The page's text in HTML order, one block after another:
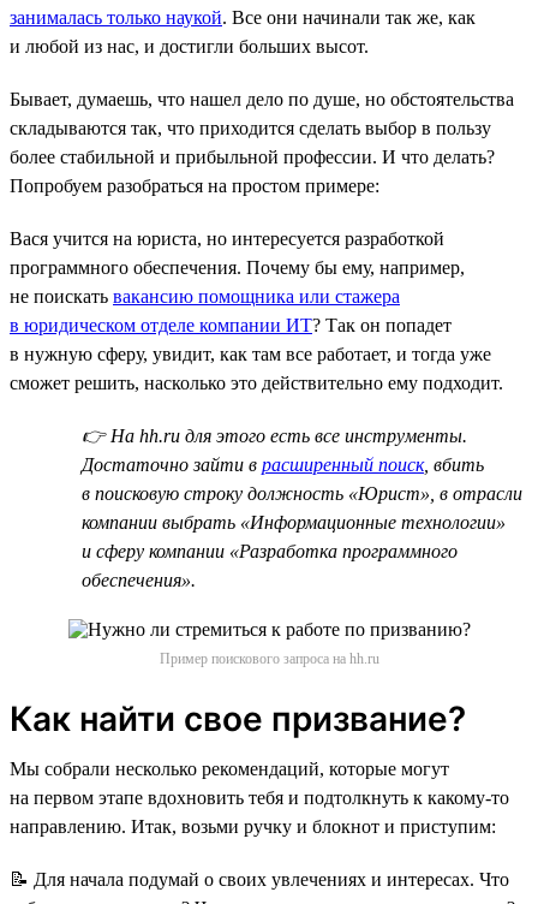
занималась только наукой. Все они начинали так же, как
и любой из нас, и достигли больших высот.
Бывает, думаешь, что нашел дело по душе, но обстоятельства
складываются так, что приходится сделать выбор в пользу
более стабильной и прибыльной профессии. И что делать?
Попробуем разобраться на простом примере:
Вася учится на юриста, но интересуется разработкой
программного обеспечения. Почему бы ему, например,
не поискать вакансию помощника или стажера
в юридическом отделе компании ИТ? Так он попадет
в нужную сферу, увидит, как там все работает, и тогда уже
сможет решить, насколько это действительно ему подходит.
👉 На hh.ru для этого есть все инструменты.
Достаточно зайти в расширенный поиск, вбить
в поисковую строку должность «Юрист», в отрасли
компании выбрать «Информационные технологии»
и сферу компании «Разработка программного
обеспечения».
Пример поискового запроса на hh.ru
Как найти свое призвание?
Мы собрали несколько рекомендаций, которые могут
на первом этапе вдохновить тебя и подтолкнуть к какому-то
направлению. Итак, возьми ручку и блокнот и приступим:
📝 Для начала подумай о своих увлечениях и интересах. Что